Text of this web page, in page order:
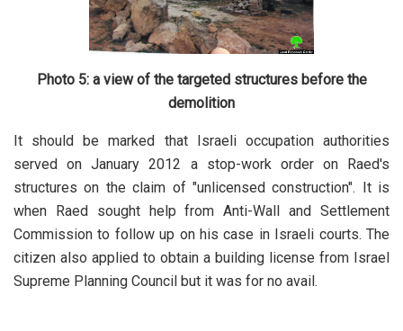
Photo 5: a view of the targeted structures before the
demolition
It should be marked that Israeli occupation authorities
served on January 2012 a stop-work order on Raed's
structures on the claim of "unlicensed construction". It is
when Raed sought help from Anti-Wall and Settlement
Commission to follow up on his case in Israeli courts. The
citizen also applied to obtain a building license from Israel
Supreme Planning Council but it was for no avail.